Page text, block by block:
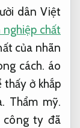
dân Việt
chất
của nhãn
cách. áo
thấy ở khắp
Thẩm mỹ.
công ty đã